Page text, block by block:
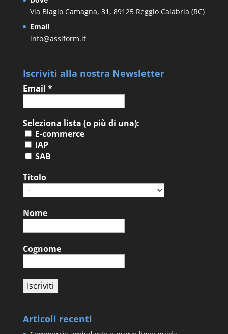
Via Biagio Camagna, 31, 89125 Reggio Calabria (RC)
Email
info@assiform.it
Iscriviti alla nostra Newsletter
Email *
Seleziona lista (o più di una):
E-commerce
IAP
SAB
Titolo
Nome
Cognome
Articoli recenti